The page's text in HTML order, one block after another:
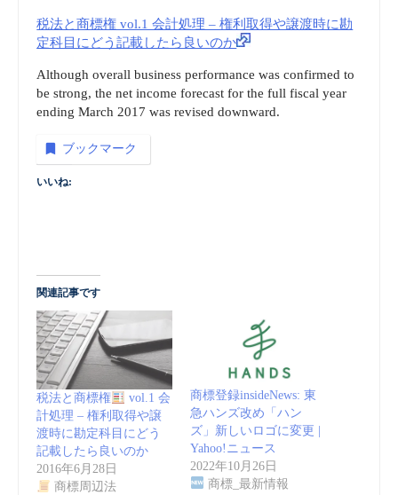
税法と商標権 vol.1 会計処理 – 権利取得や譲渡時に勘
定科目にどう記載したら良いのか
Although overall business performance was confirmed to
be strong, the net income forecast for the full fiscal year
ending March 2017 was revised downward.
ブックマーク
いいね:
関連記事です
税法と商標権
vol.1 会
計処理 – 権利取得や譲
渡時に勘定科目にどう
記載したら良いのか
2016年6月28日
商標周辺法
商標登録insideNews: 東
急ハンズ改め「ハン
ズ」新しいロゴに変更 |
Yahoo!ニュース
2022年10月26日
商標_最新情報